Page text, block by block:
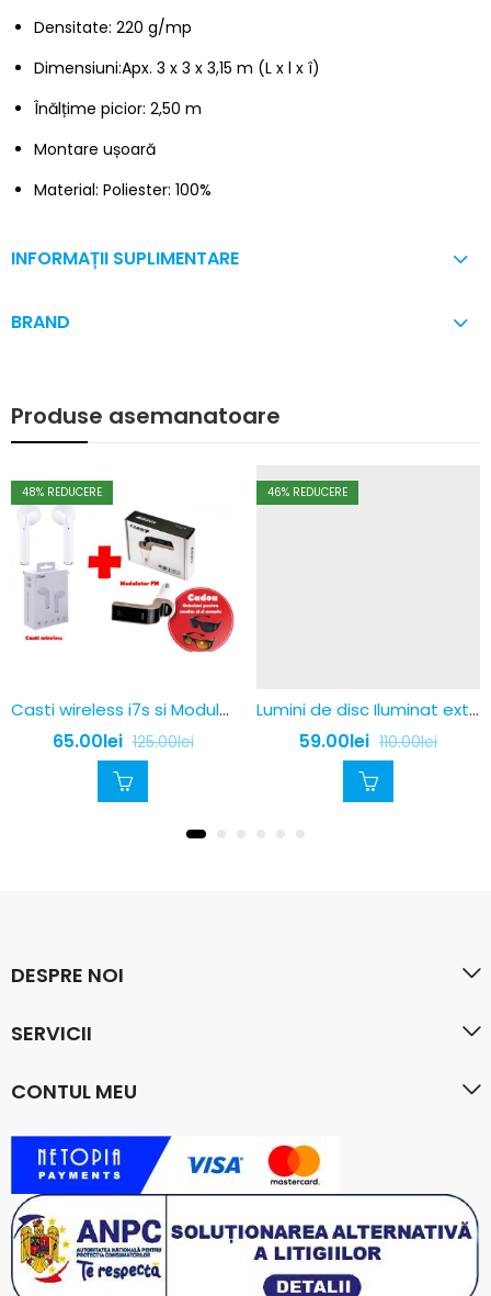
Densitate: 220 g/mp
Dimensiuni:Apx. 3 x 3 x 3,15 m (L x l x î)
Înălțime picior: 2,50 m
Montare ușoară
Material: Poliester: 100%
INFORMAȚII SUPLIMENTARE
BRAND
Produse asemanatoare
48% REDUCERE
Casti wireless i7s si Modulator FM Bluetooth G7 + Cadou Ochelari de condus zi/noapte HD
65.00lei 125.00lei
46% REDUCERE
Lumini de disc Iluminat exterior pornit / oprit cu energie solară, set 2 lampi
59.00lei 110.00lei
DESPRE NOI
SERVICII
CONTUL MEU